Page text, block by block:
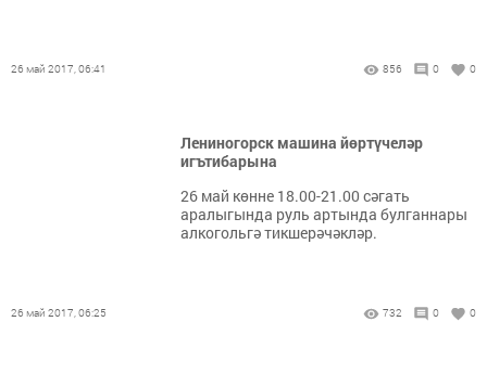
26 май 2017, 06:41 856 0 0
Лениногорск машина йөртүчеләр
игътибарына
26 май көнне 18.00-21.00 сәгать
аралыгында руль артында булганнары
алкогольгә тикшерәчәкләр.
26 май 2017, 06:25 732 0 0